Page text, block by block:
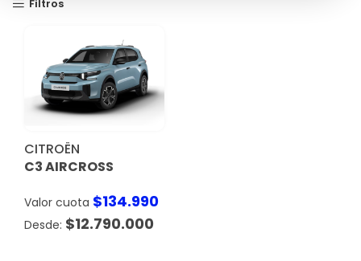
Filtros
CITROËN
C3 AIRCROSS
Valor cuota $134.990
$12.790.000